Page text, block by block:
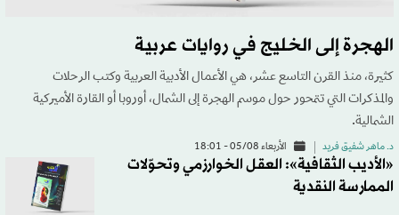
الهجرة إلى الخليج في روايات عربية
كثيرة، منذ القرن التاسع عشر، هي الأعمال الأدبية العربية وكتب الرحلات
والمذكرات التي تتمحور حول موسم الهجرة إلى الشمال، أوروبا أو القارة الأميركية
الشمالية.
د. ماهر شفيق فريد الأربعاء 05/08 - 18:01
«الأديب الثقافية»: العقل الخوارزمي وتحوّلات
الممارسة النقدية